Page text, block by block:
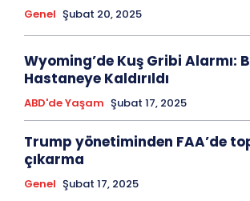
Genel Şubat 20, 2025
Wyoming’de Kuş Gribi Alarmı:
Hastaneye Kaldırıldı
ABD'de Yaşam Şubat 17, 2025
Trump yönetiminden FAA’de
çıkarma
Genel Şubat 17, 2025